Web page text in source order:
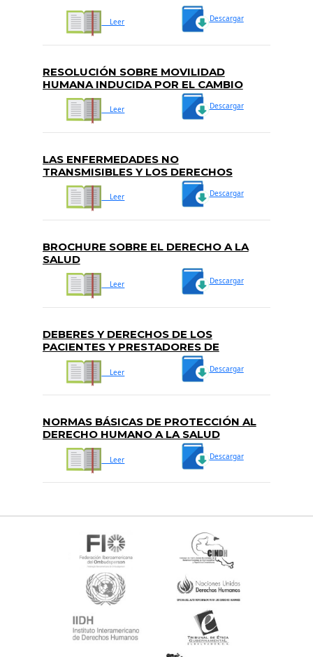
Leer Descargar
RESOLUCIÓN SOBRE MOVILIDAD
HUMANA INDUCIDA POR EL CAMBIO
CLIMÁTICO
Leer Descargar
LAS ENFERMEDADES NO
TRANSMISIBLES Y LOS DERECHOS
HUMANOS EN LAS AMERICAS
Leer Descargar
BROCHURE SOBRE EL DERECHO A LA
SALUD
Leer Descargar
DEBERES Y DERECHOS DE LOS
PACIENTES Y PRESTADORES DE
SERVICIOS DE SALUD
Leer Descargar
NORMAS BÁSICAS DE PROTECCIÓN AL
DERECHO HUMANO A LA SALUD
Leer Descargar